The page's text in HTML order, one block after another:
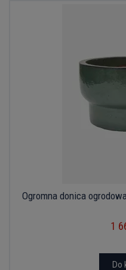
Ogromna donica
1
Do